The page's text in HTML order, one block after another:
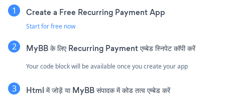
Create a Free Recurring Payment App
Start for free now
MyBB के लिए Recurring Payment एम्बेड स्निपेट कॉपी करें
Your code block will be available once you create your app
Html में जोड़ें या MyBB संपादक में कोड तत्व एम्बेड करें